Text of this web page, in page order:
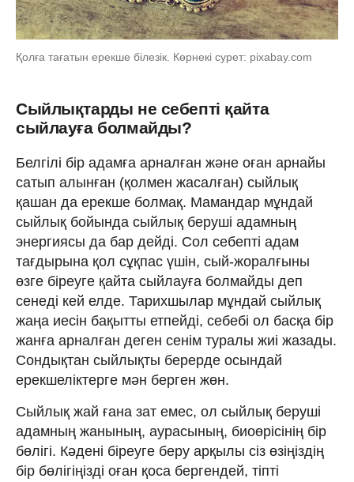
Қолға тағатын ерекше білезік. Көрнекі сурет: pixabay.com
Сыйлықтарды не себепті қайта
сыйлауға болмайды?
Белгілі бір адамға арналған және оған арнайы
сатып алынған (қолмен жасалған) сыйлық
қашан да ерекше болмақ. Мамандар мұндай
сыйлық бойында сыйлық беруші адамның
энергиясы да бар дейді. Сол себепті адам
тағдырына қол сұқпас үшін, сый-жоралғыны
өзге біреуге қайта сыйлауға болмайды деп
сенеді кей елде. Тарихшылар мұндай сыйлық
жаңа иесін бақытты етпейді, себебі ол басқа бір
жанға арналған деген сенім туралы жиі жазады.
Сондықтан сыйлықты берерде осындай
ерекшеліктерге мән берген жөн.
Сыйлық жай ғана зат емес, ол сыйлық беруші
адамның жанының, аурасының, биоөрісінің бір
бөлігі. Кәдені біреуге беру арқылы сіз өзіңіздің
бір бөлігіңізді оған қоса бергендей, тіпті